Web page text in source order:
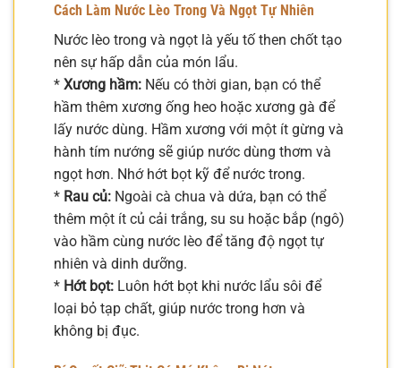
Cách Làm Nước Lèo Trong Và Ngọt Tự Nhiên
Nước lèo trong và ngọt là yếu tố then chốt tạo
nên sự hấp dẫn của món lẩu.
* Xương hầm: Nếu có thời gian, bạn có thể
hầm thêm xương ống heo hoặc xương gà để
lấy nước dùng. Hầm xương với một ít gừng và
hành tím nướng sẽ giúp nước dùng thơm và
ngọt hơn. Nhớ hớt bọt kỹ để nước trong.
* Rau củ: Ngoài cà chua và dứa, bạn có thể
thêm một ít củ cải trắng, su su hoặc bắp (ngô)
vào hầm cùng nước lèo để tăng độ ngọt tự
nhiên và dinh dưỡng.
* Hớt bọt: Luôn hớt bọt khi nước lẩu sôi để
loại bỏ tạp chất, giúp nước trong hơn và
không bị đục.